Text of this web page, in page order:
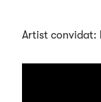
Artist convidat: